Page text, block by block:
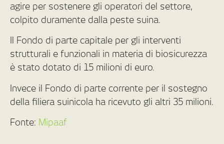
agire per sostenere gli operatori del settore,
colpito duramente dalla peste suina.
Il Fondo di parte capitale per gli interventi
strutturali e funzionali in materia di biosicurezza
è stato dotato di 15 milioni di euro.
Invece il Fondo di parte corrente per il sostegno
della filiera suinicola ha ricevuto gli altri 35 milioni.
Fonte: Mipaaf